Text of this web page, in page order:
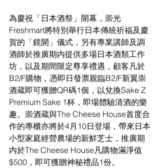
為慶祝「日本酒祭」開幕，崇光
Freshmart將特別舉行日本傳統祈福及慶
賀的「鏡開」儀式，另有專業講師及調
酒師於推廣期内提供多場日本酒類工作
坊，以及期間限定尊享禮遇，顧客凡於
B2/F購物，憑即日發票親臨B2/F新翼崇
酒蔵即可獲贈QR碼1個，以兌換Sake Z
Premium Sake 1杯，即場體驗清酒的樂
趣。崇酒蔵與The Cheese House首度合
作的專櫃亦將於4月10日登場 ，帶來日本
小型家庭經營農場的新鮮芝士，推廣期
内於The Cheese House凡購物滿淨值
$500，即可獲贈神秘禮品1份。